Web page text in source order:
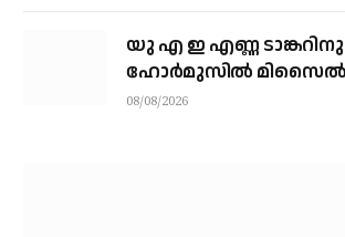
യു എ ഇ എണ്ണ
ഹോര്‍മുസില്‍
08/08/2026